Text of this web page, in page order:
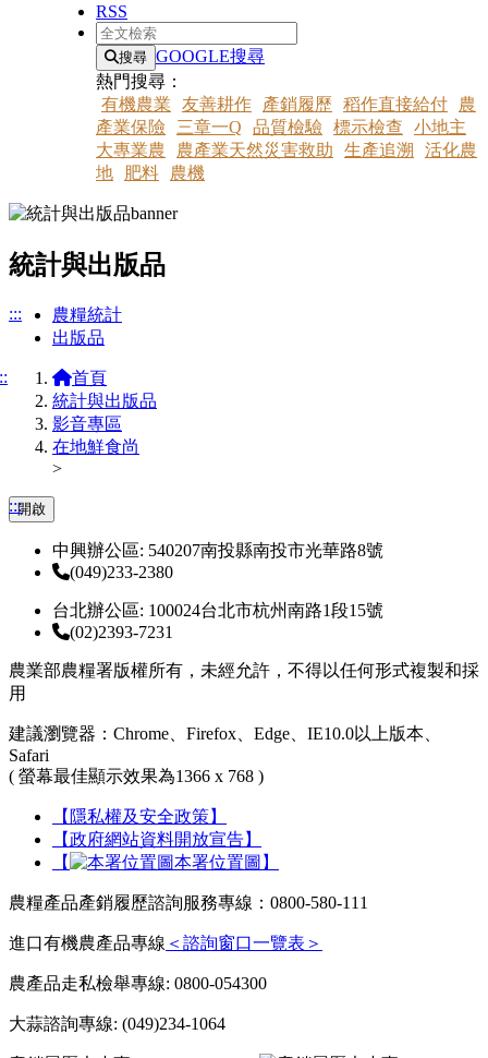
RSS
全文檢索
搜尋 GOOGLE搜尋
熱門搜尋：
有機農業
友善耕作 產銷履歷 稻作直接給付
農
產業保險
三章一Q 品質檢驗 標示檢查
小地主
大專業農
農產業天然災害救助 生產追溯
活化農
地
肥料 農機
統計與出版品
:::
農糧統計
出版品
首頁
統計與出版品
影音專區
在地鮮食尚
>
:::開啟
中興辦公區: 540207南投縣南投市光華路8號
(049)233-2380
台北辦公區: 100024台北市杭州南路1段15號
(02)2393-7231
農業部農糧署版權所有，未經允許，不得以任何形式複製和採
用
建議瀏覽器：Chrome、Firefox、Edge、IE10.0以上版本、
Safari
( 螢幕最佳顯示效果為1366 x 768 )
【隱私權及安全政策】
【政府網站資料開放宣告】
【
本署位置圖】
農糧產品產銷履歷諮詢服務專線：0800-580-111
進口有機農產品專線 ＜諮詢窗口一覽表＞
農產品走私檢舉專線: 0800-054300
大蒜諮詢專線: (049)234-1064